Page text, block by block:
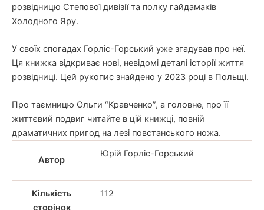
розвідницю Степової дивізії та полку гайдамаків
Холодного Яру.
У своїх спогадах Горліс-Горський уже згадував про неї.
Ця книжка відкриває нові, невідомі деталі історії життя
розвідниці. Цей рукопис знайдено у 2023 році в Польщі.
Про таємницю Ольги “Кравченко”, а головне, про її
життєвий подвиг читайте в цій книжці, повній
драматичних пригод на лезі повстанського ножа.
Автор
Юрій Горліс-Горський
Кількість
сторінок
112